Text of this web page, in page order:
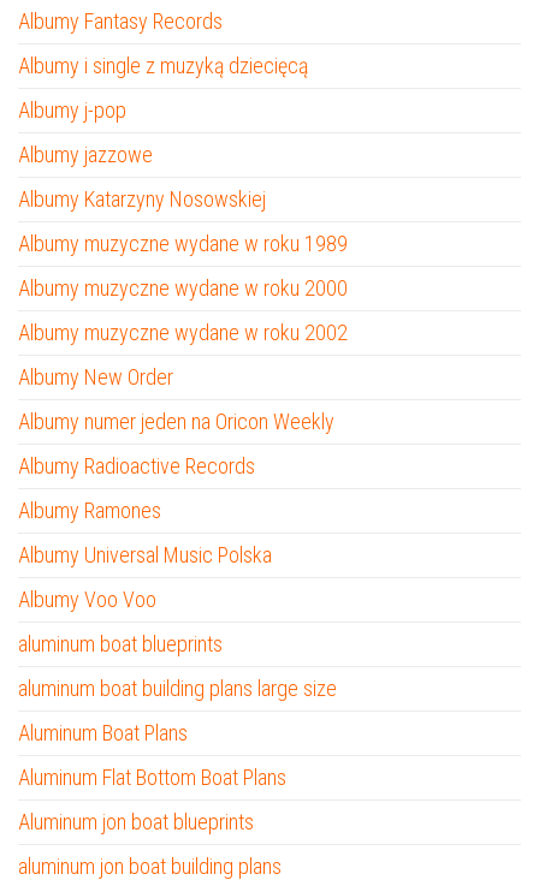
Albumy Fantasy Records
Albumy i single z muzyką dziecięcą
Albumy j-pop
Albumy jazzowe
Albumy Katarzyny Nosowskiej
Albumy muzyczne wydane w roku 1989
Albumy muzyczne wydane w roku 2000
Albumy muzyczne wydane w roku 2002
Albumy New Order
Albumy numer jeden na Oricon Weekly
Albumy Radioactive Records
Albumy Ramones
Albumy Universal Music Polska
Albumy Voo Voo
aluminum boat blueprints
aluminum boat building plans large size
Aluminum Boat Plans
Aluminum Flat Bottom Boat Plans
Aluminum jon boat blueprints
aluminum jon boat building plans